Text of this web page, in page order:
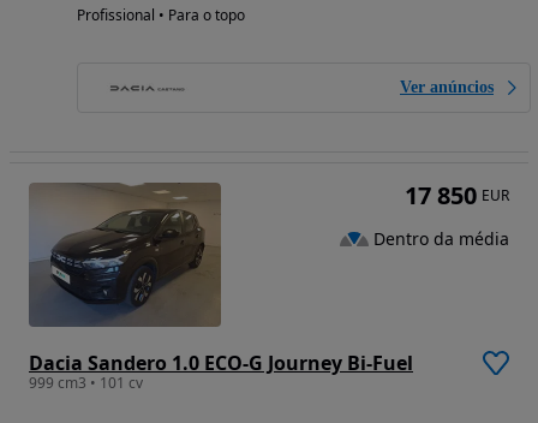
Profissional • Para o topo
Ver anúncios
Dacia Sandero 1.0 ECO-G Journey Bi-Fuel
999 cm3 • 101 cv
17 850 EUR
Dentro da média